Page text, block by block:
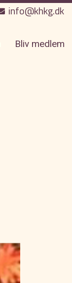
info@khkg.dk
Bliv medlem